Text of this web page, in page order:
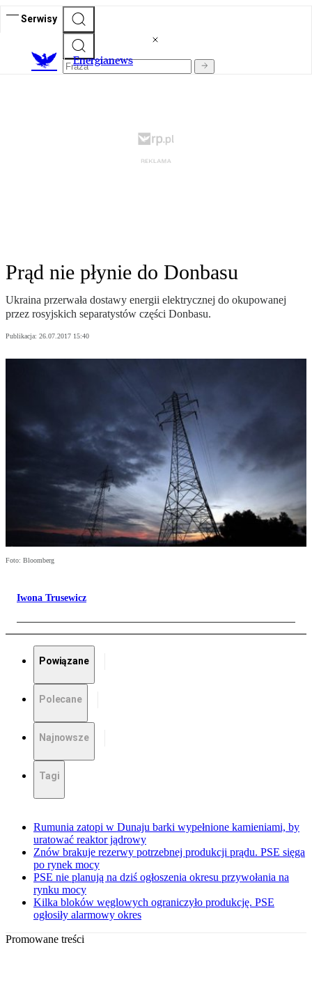
Serwisy
Energianews
Prąd nie płynie do Donbasu
Ukraina przerwała dostawy energii elektrycznej do okupowanej
przez rosyjskich separatystów części Donbasu.
Publikacja: 26.07.2017 15:40
Foto: Bloomberg
Iwona Trusewicz
Powiązane
Polecane
Najnowsze
Tagi
Rumunia zatopi w Dunaju barki wypełnione kamieniami, by
uratować reaktor jądrowy
Znów brakuje rezerwy potrzebnej produkcji prądu. PSE sięga
po rynek mocy
PSE nie planują na dziś ogłoszenia okresu przywołania na
rynku mocy
Kilka bloków węglowych ograniczyło produkcję. PSE
ogłosiły alarmowy okres
Promowane treści